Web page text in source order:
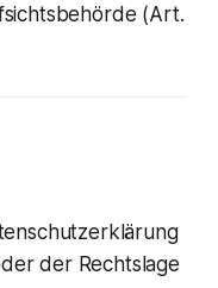
(Art.
der Rechtslage